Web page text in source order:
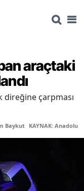
araçtaki
çarpması
Baykut KAYNAK: Anadolu